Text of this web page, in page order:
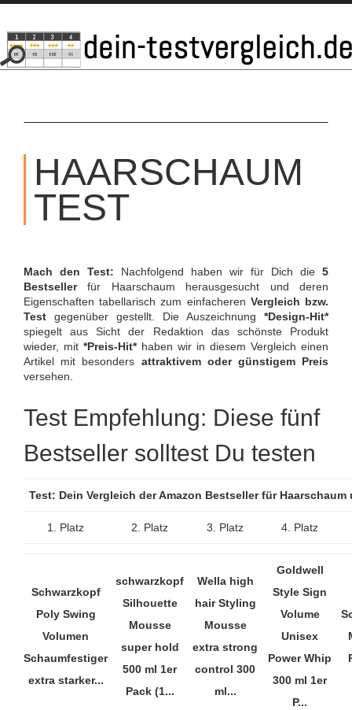
SKIP
CONTENT
HAARSCHAUM
TEST
Mach den Test: Nachfolgend haben wir für Dich die 5
Bestsellerfür Haarschaum herausgesucht und deren
Eigenschaften tabellarisch zum einfacheren Vergleich bzw.
Test gegenüber gestellt. Die Auszeichnung *Design-Hit*
spiegelt aus Sicht der Redaktion das schönste Produkt
wieder, mit *Preis-Hit*haben wir in diesem Vergleich einen
Artikel mit besonders attraktivem oder günstigem Preis
versehen.
Test Empfehlung: Diese fünf
Bestseller solltest Du testen
Test: Dein Vergleich der Amazon Bestseller für
1. Platz 2. Platz 3. Platz 4. Platz
Schwarzkopf
Poly Swing
Volumen
Schaumfestiger
extra starker...
schwarzkopf
Silhouette
Mousse
super hold
500 ml 1er
Pack (1...
Wella high
hair Styling
Mousse
extra strong
control 300
ml...
Goldwell
Style Sign
Volume
Unisex
Power Whip
300 ml 1er
P...